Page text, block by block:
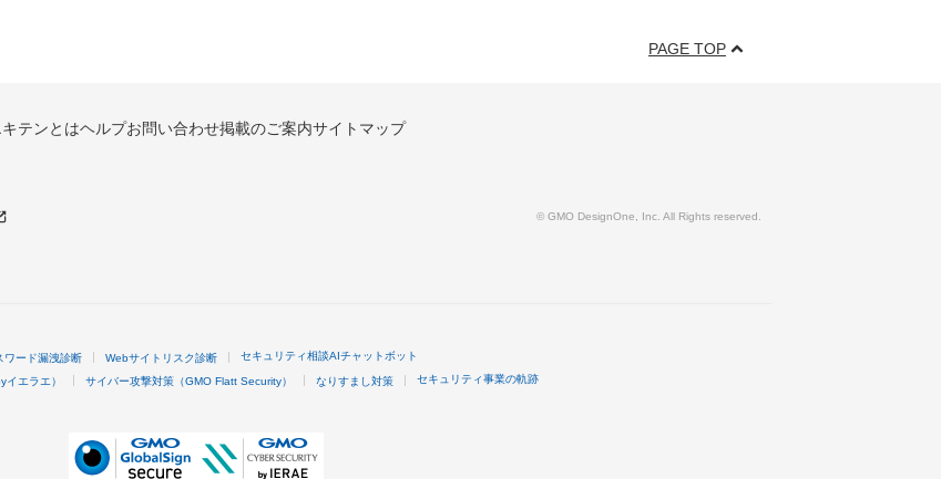
PAGE TOP
キテンとはヘルプお問い合わせ掲載のご案内サイトマップ
© GMO DesignOne, Inc. All Rights reserved.
ワード漏洩診断 Webサイトリスク診断 セキュリティ相談AIチャットボット
エラエ） サイバー攻撃対策（GMO Flatt Security） なりすまし対策 セキュリティ事業の軌跡